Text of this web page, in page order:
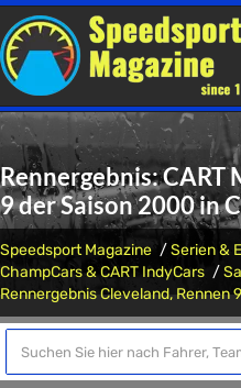
Rennergebnis:
9 der Saison 2000 in
Speedsport Magazine Serien &
ChampCars & CART IndyCars
Rennergebnis Cleveland, Rennen